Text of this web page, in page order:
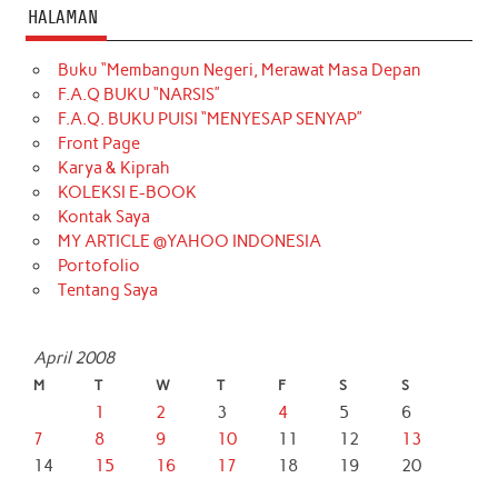
HALAMAN
Buku “Membangun Negeri, Merawat Masa Depan
F.A.Q BUKU “NARSIS”
F.A.Q. BUKU PUISI “MENYESAP SENYAP”
Front Page
Karya & Kiprah
KOLEKSI E-BOOK
Kontak Saya
MY ARTICLE @YAHOO INDONESIA
Portofolio
Tentang Saya
April 2008
M T W T F S S
1 2 3 4 5
6
7
8 9 10 11 12
13
14
15 16 17 18 19 20